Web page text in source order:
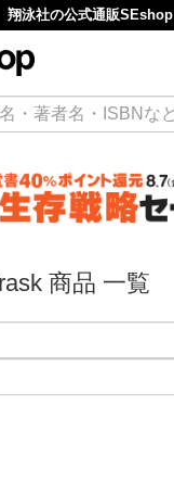
翔泳社の公式通販SEshop
商品 一覧